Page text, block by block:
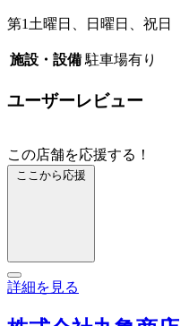
第1土曜日、日曜日、祝日
施設・設備 駐車場有り
ユーザーレビュー
この店舗を応援する！
ここから応援
詳細を見る